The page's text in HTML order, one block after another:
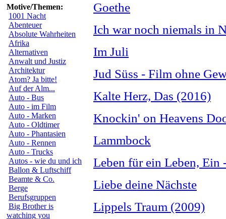
Motive/Themen:
1001 Nacht
Abenteuer
Absolute Wahrheiten
Afrika
Alternativen
Anwalt und Justiz
Architektur
Atom? Ja bitte!
Auf der Alm...
Auto - Bus
Auto - im Film
Auto - Marken
Auto - Oldtimer
Auto - Phantasien
Auto - Rennen
Auto - Trucks
Autos - wie du und ich
Ballon & Luftschiff
Beamte & Co.
Berge
Berufsgruppen
Big Brother is
watching you
Goethe
Ich war noch niemals in
Im Juli
Jud Süss - Film ohne
Kalte Herz, Das (2016)
Knockin' on Heavens
Lammbock
Leben für ein Leben, Ein
Liebe deine Nächste
Lippels Traum (2009)